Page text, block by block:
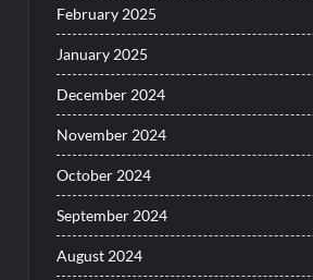
February 2025
January 2025
December 2024
November 2024
October 2024
September 2024
August 2024